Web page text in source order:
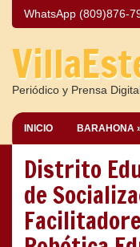
WhatsApp (809)876-
Periódico y Prensa
INICIO BARAHONA
Distrito
de